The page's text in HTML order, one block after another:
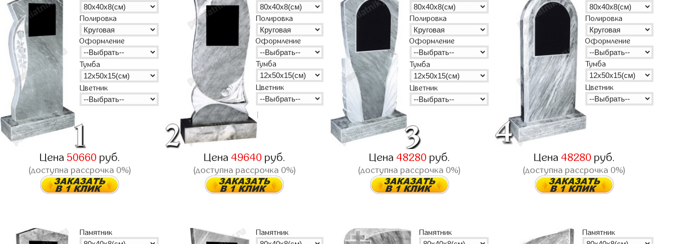
Полировка
Оформление
Тумба
Цветник
Цена 50660 руб.
(доступна рассрочка 0%)
Полировка
Оформление
Тумба
Цветник
Цена 49640 руб.
(доступна рассрочка 0%)
Полировка
Оформление
Тумба
Цветник
Цена 48280 руб.
(доступна рассрочка 0%)
Полировка
Оформление
Тумба
Цветник
Цена 48280 руб.
(доступна рассрочка 0%)
Памятник Памятник Памятник Памятник